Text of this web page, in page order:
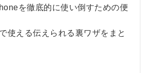
を徹底的に使い倒すための便
使える伝えられる裏ワザをまと